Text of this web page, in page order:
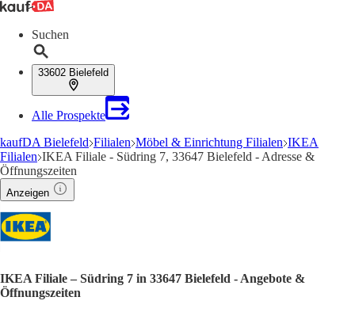
Suchen
33602 Bielefeld
Alle Prospekte
kaufDA Bielefeld Filialen Möbel & Einrichtung Filialen IKEA
Filialen IKEA Filiale - Südring 7, 33647 Bielefeld - Adresse &
Öffnungszeiten
Anzeigen
IKEA Filiale – Südring 7 in 33647 Bielefeld - Angebote &
Öffnungszeiten